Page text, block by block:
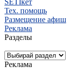
SETIкет
Тех. помощь
Размещение афиш
Реклама
Разделы
Реклама